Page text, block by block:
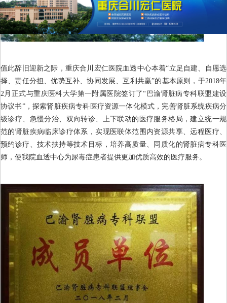
值此辞旧迎新之际，重庆合川宏仁医院血透中心本着“立足自建、自愿选
择、责任分担、优势互补、协同发展、互利共赢”的基本原则，于2018年
2月正式与重庆医科大学第一附属医院签订了“巴渝肾脏病专科联盟建设
协议书”，探索肾脏疾病专科医疗资源一体化模式，完善肾脏系统疾病分
级诊疗、急慢分治、双向转诊、上下联动的医疗服务格局，建立统一规
范的肾脏疾病临床诊疗体系，实现医联体范围内资源共享、远程医疗、
预约诊疗、技术扶持等技术目标，培养高质量、同质化的肾脏病专科医
师，使我院血透中心为尿毒症患者提供更加优质高效的医疗服务。